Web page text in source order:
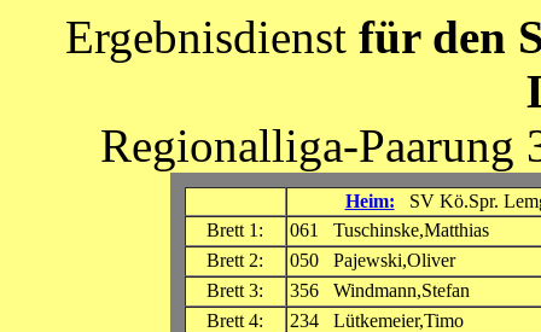
Ergebnisdienst für den
Regionalliga-Paarung
Heim:
SV Kö.Spr.
Brett 1:
061 Tuschinske,Matthias
Brett 2:
050 Pajewski,Oliver
Brett 3:
356 Windmann,Stefan
Brett 4:
234 Lütkemeier,Timo